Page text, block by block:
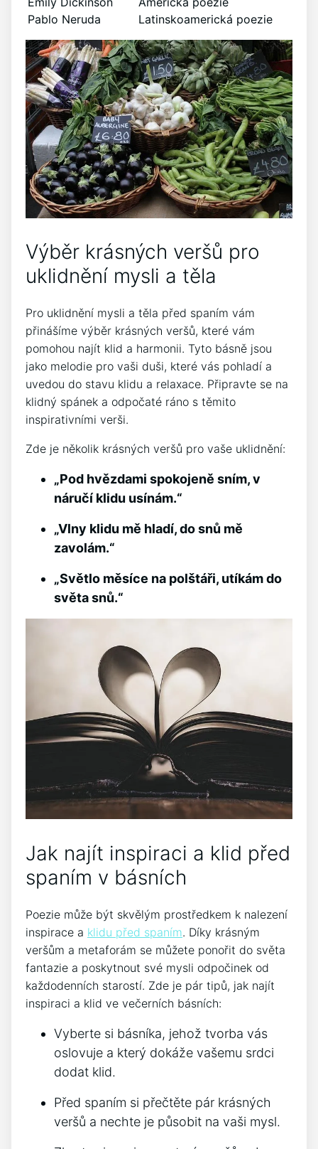
Pablo Neruda
Latinskoamerická poezie
Výběr krásných veršů pro
uklidnění mysli a těla
Pro uklidnění mysli a těla před ​spaním vám
přinášíme výběr krásných veršů, které vám
pomohou najít‍ klid ‌a harmonii. Tyto básně jsou
jako melodie pro vaši duši, které vás pohladí ‌a
uvedou do stavu klidu a relaxace. Připravte se ⁣na
klidný spánek a odpočaté ráno s těmito
inspirativními verši.
Zde je několik krásných veršů pro vaše uklidnění:
„Pod hvězdami spokojeně sním, v
‌náručí klidu usínám.“
„Vlny klidu mě hladí, do snů mě
zavolám.“
„Světlo měsíce na polštáři, utíkám do
světa snů.“
Jak najít inspiraci a klid před
spaním v básních
Poezie může být skvělým prostředkem k nalezení
inspirace a klidu před spaním. Díky krásným
veršům a metaforám se můžete ponořit do světa
⁣fantazie a poskytnout své mysli odpočinek od
každodenních starostí. Zde je pár tipů,​ jak najít
inspiraci a ⁢klid ve večerních básních:
Vyberte si básníka,‍ jehož tvorba vás
oslovuje a který dokáže vašemu ​srdci
dodat klid.
Před ⁢spaním si přečtěte pár krásných
⁤veršů ⁢a nechte je působit na vaši⁣ mysl.